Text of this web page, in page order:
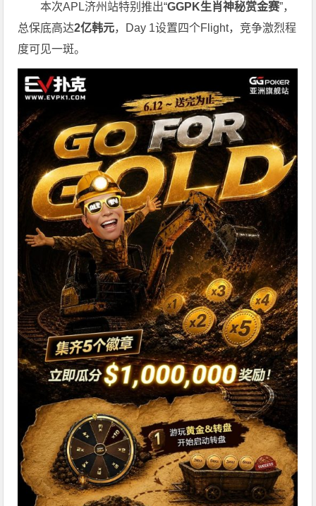
本次APL济州站特别推出“GGPK生肖神秘赏金赛”，
总保底高达2亿韩元，Day 1设置四个Flight，竞争激烈程
度可见一斑。